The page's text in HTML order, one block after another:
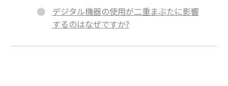
デジタル機器の使用が二重まぶたに影響
するのはなぜですか?